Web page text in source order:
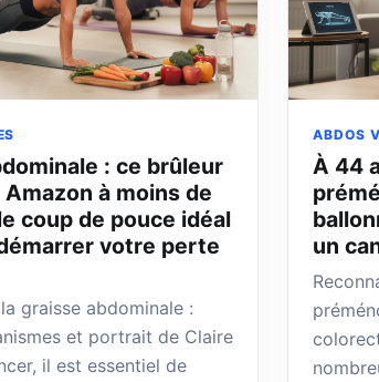
: ce brûleur
à moins de
coup de pouce idéal
votre perte
graisse abdominale :
et portrait de Claire
il est essentiel de
ABDOS
À 44
un